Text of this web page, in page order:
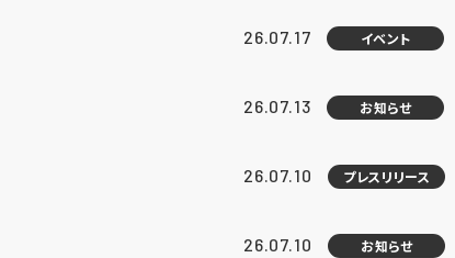
26.07.17 イベント
26.07.13 お知らせ
26.07.10 プレスリリース
26.07.10 お知らせ